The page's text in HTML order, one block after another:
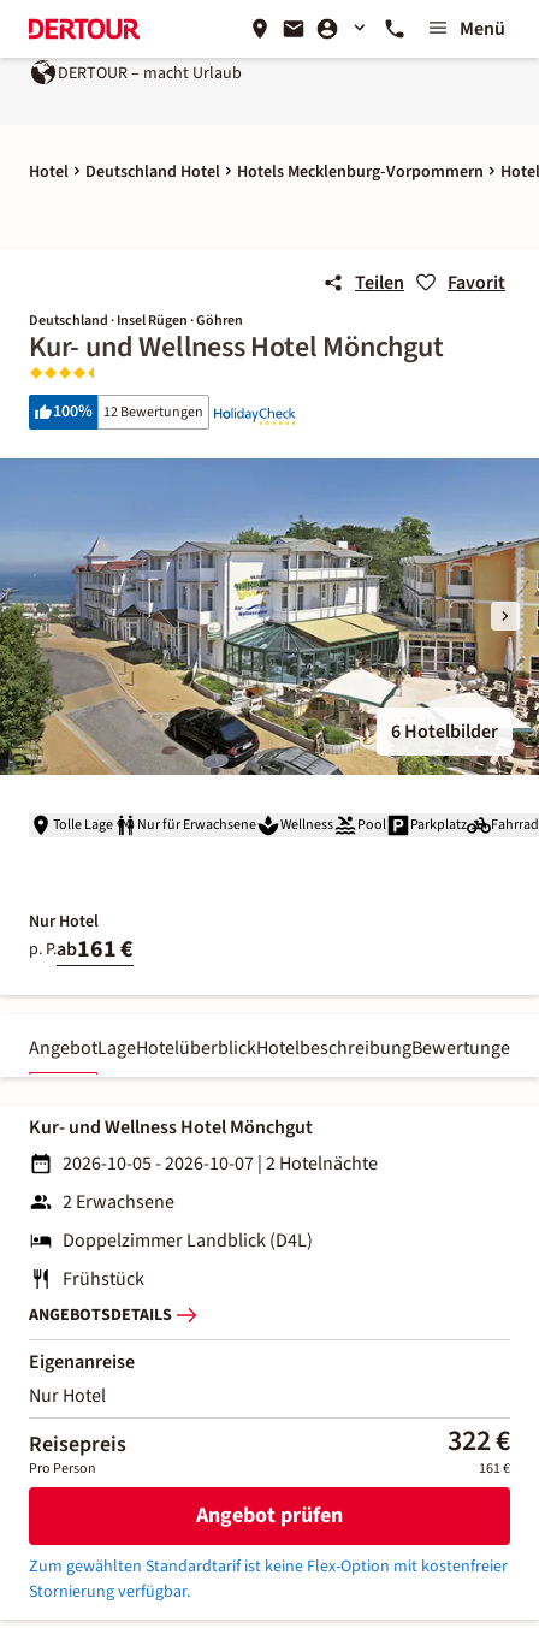
Menü
DERTOUR – macht Urlaub
Hotel Deutschland Hotel Hotels Mecklenburg-Vorpommern
Teilen Favorit
Deutschland · Insel Rügen · Göhren
Kur- und Wellness Hotel Mönchgut
100% 12 Bewertungen
6 Hotelbilder
Tolle Lage Nur für Erwachsene Wellness Pool Parkplatz Fahrrad
Nur Hotel
p. P.ab161 €
AngebotLageHotelüberblickHotelbeschreibungBewertungen
Kur- und Wellness Hotel Mönchgut
2026-10-05 - 2026-10-07|2 Hotelnächte
2 Erwachsene
Doppelzimmer Landblick (D4L)
Frühstück
ANGEBOTSDETAILS
Eigenanreise
Nur Hotel
Reisepreis 322 €
Pro Person 161 €
Angebot prüfen
Zum gewählten Standardtarif ist keine Flex-Option mit kostenfreier
Stornierung verfügbar.